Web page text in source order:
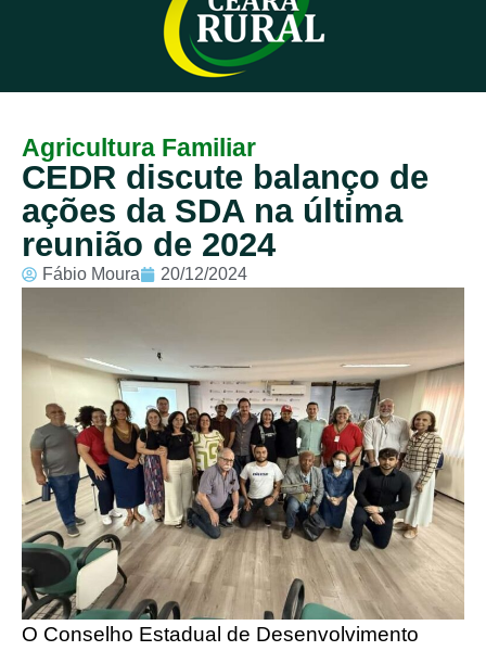
Sobre
Agricultura Familiar
CEDR discute balanço de
ações da SDA na última
reunião de 2024
Fábio Moura 20/12/2024
O Conselho Estadual de Desenvolvimento